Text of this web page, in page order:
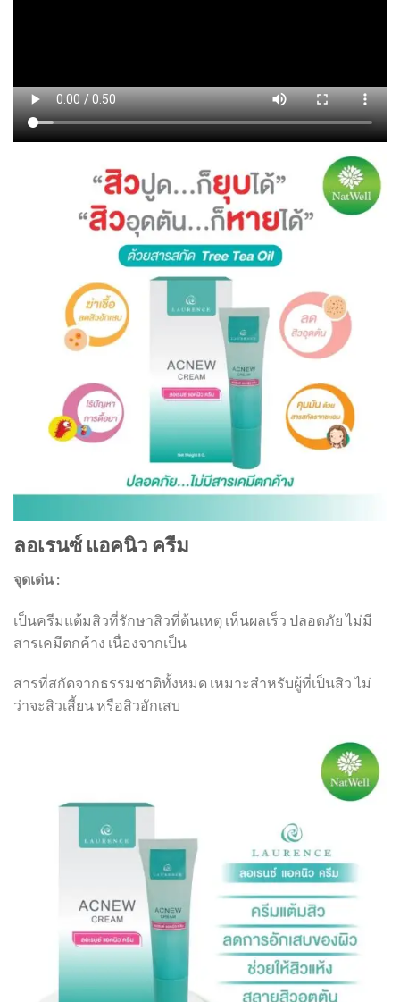
ลอเรนซ์ แอคนิว ครีม
จุดเด่น :
เป็นครีมแต้มสิวที่รักษาสิวที่ต้นเหตุ เห็นผลเร็ว ปลอดภัย ไม่มี
สารเคมีตกค้าง เนื่องจากเป็น
สารที่สกัดจากธรรมชาติทั้งหมด เหมาะสำหรับผู้ที่เป็นสิว ไม่
ว่าจะสิวเสี้ยน หรือสิวอักเสบ